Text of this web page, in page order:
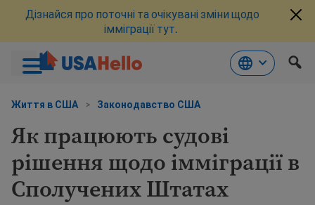
до
Дізнайся про поточні та очікувані зміни щодо
імміграції тут.
Життя в США > Законодавство США
Як працюють судові
рішення щодо імміграції в
Сполучених Штатах